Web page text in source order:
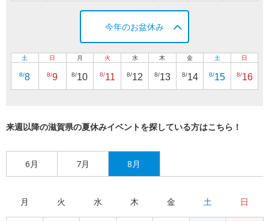
今年のお盆休み
土
8/8
日
8/9
月
8/10
火
8/11
水
8/12
木
8/13
金
8/14
土
8/15
日
8/16
来週以降の滋賀県の夏休みイベントを探している方はこちら！
6月 7月 8月
月 火 水 木 金 土 日